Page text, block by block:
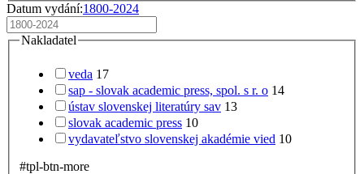
Datum vydání:1800-2024
Nakladatel
veda 17
sap - slovak academic press, spol. s r. o 14
ústav slovenskej literatúry sav 13
slovak academic press 10
vydavateľstvo slovenskej akadémie vied 10
#tpl-btn-more